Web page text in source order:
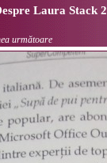
Laura Stack 2
următoare